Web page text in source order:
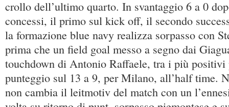
crollo dell’ultimo quarto. In svantaggio 6 a 0
concessi, il primo sul kick off, il secondo
la formazione blue navy realizza sorpasso con
prima che un field goal messo a segno dai
touchdown di Antonio Raffaele, tra i più
punteggio sul 13 a 9, per Milano, all’half time.
non cambia il leitmotiv del match con un